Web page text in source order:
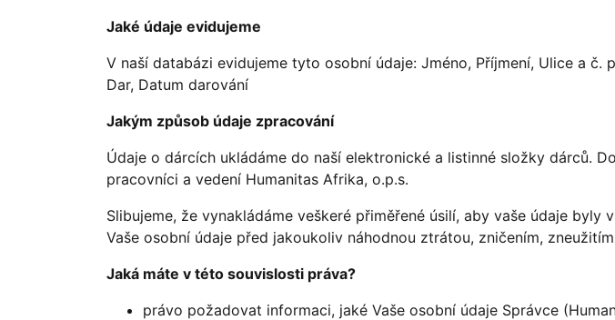
Jaké údaje evidujeme
V naší databázi evidujeme tyto osobní údaje: Jméno, Příjmení, Ulice a č.
Dar, Datum darování
Jakým způsob údaje zpracování
Údaje o dárcích ukládáme do naší elektronické a listinné složky dárců.
pracovníci a vedení Humanitas Afrika, o.p.s.
Slibujeme, že vynakládáme veškeré přiměřené úsilí, aby vaše údaje
Vaše osobní údaje před jakoukoliv náhodnou ztrátou, zničením,
Jaká máte v této souvislosti práva?
právo požadovat informaci, jaké Vaše osobní údaje Správce